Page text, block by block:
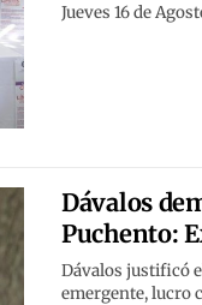
Jueves 16 de
Dávalos
Puchento:
Dávalos justificó
emergente, lucro